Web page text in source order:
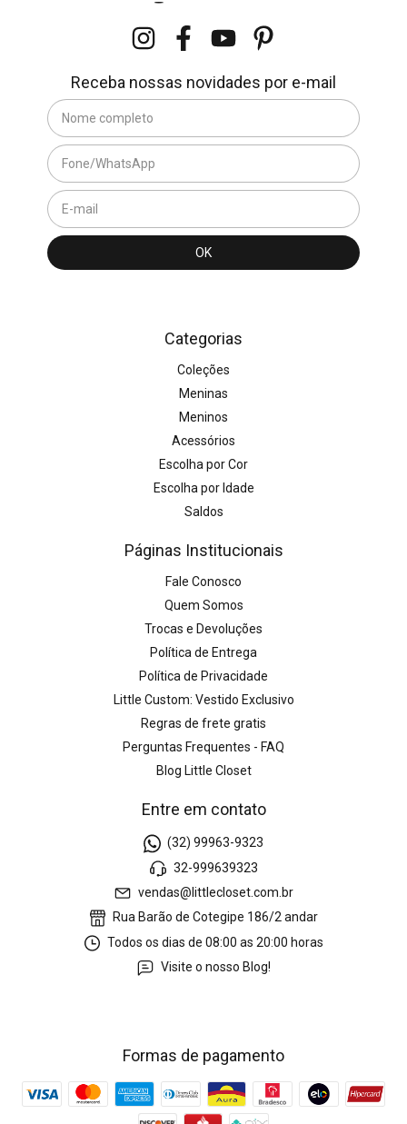
Receba nossas novidades por e-mail
Categorias
Coleções
Meninas
Meninos
Acessórios
Escolha por Cor
Escolha por Idade
Saldos
Páginas Institucionais
Fale Conosco
Quem Somos
Trocas e Devoluções
Política de Entrega
Política de Privacidade
Little Custom: Vestido Exclusivo
Regras de frete gratis
Perguntas Frequentes - FAQ
Blog Little Closet
Entre em contato
(32) 99963-9323
32-999639323
vendas@littlecloset.com.br
Rua Barão de Cotegipe 186/2 andar
Todos os dias de 08:00 as 20:00 horas
Visite o nosso Blog!
Formas de pagamento